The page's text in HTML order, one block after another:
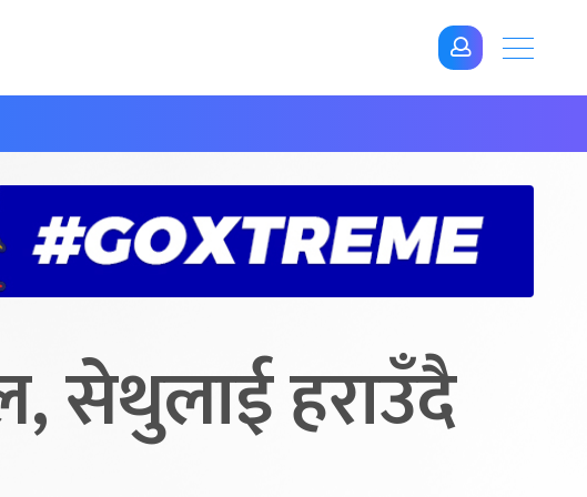
सेथुलाई हराउँदै